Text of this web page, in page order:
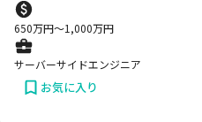
650万円〜1,000万円
サーバーサイドエンジニア
お気に入り